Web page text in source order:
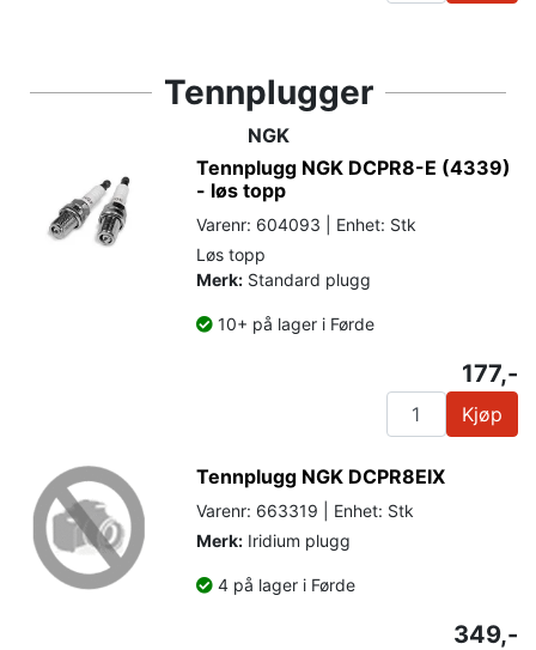
Tennplugger
NGK
Tennplugg NGK DCPR8-E (4339)
- løs topp
Varenr: 604093 | Enhet: Stk
Løs topp
Merk: Standard plugg
10+ på lager i Førde
177,-
Kjøp
Tennplugg NGK DCPR8EIX
Varenr: 663319 | Enhet: Stk
Merk: Iridium plugg
4 på lager i Førde
349,-